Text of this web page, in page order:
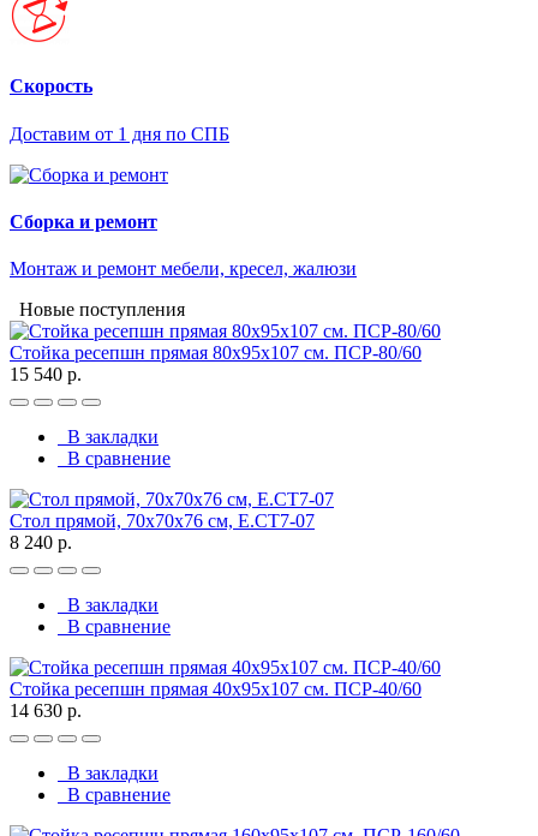
Скорость
Доставим от 1 дня по СПБ
Сборка и ремонт
Монтаж и ремонт мебели, кресел, жалюзи
Новые поступления
Стойка ресепшн прямая 80х95х107 см. ПСР-80/60
15 540 р.
В закладки
В сравнение
Стол прямой, 70x70x76 см, Е.СТ7-07
8 240 р.
В закладки
В сравнение
Стойка ресепшн прямая 40х95х107 см. ПСР-40/60
14 630 р.
В закладки
В сравнение